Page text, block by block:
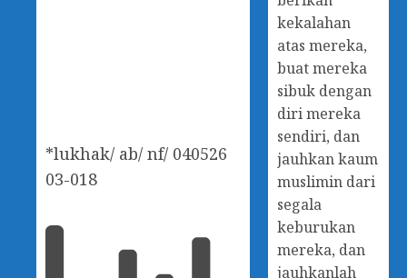
*lukhak/ ab/ nf/ 040526
03-018
kekalahan
atas mereka,
buat mereka
sibuk dengan
diri mereka
sendiri, dan
jauhkan kaum
muslimin dari
segala
keburukan
mereka, dan
jauhkanlah